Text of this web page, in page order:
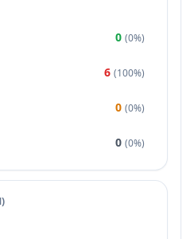
0 (0%)
6 (100%)
0 (0%)
0 (0%)
)